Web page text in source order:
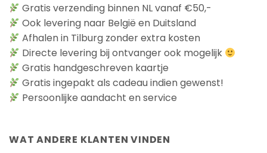
Gratis verzending binnen NL vanaf €50,-
Ook levering naar België en Duitsland
Afhalen in Tilburg zonder extra kosten
Directe levering bij ontvanger ook mogelijk
Gratis handgeschreven kaartje
Gratis ingepakt als cadeau indien gewenst!
Persoonlijke aandacht en service
WAT ANDERE KLANTEN VINDEN